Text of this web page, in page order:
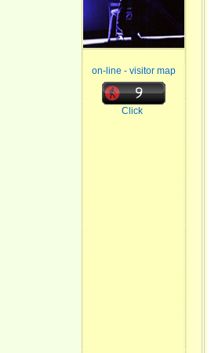
on-line - visitor map
Click